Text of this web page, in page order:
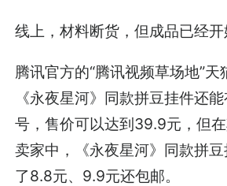
线上，材料断货，但成品已经开
腾讯官方的“腾讯视频草场地”天
《永夜星河》同款拼豆挂件还能
号，售价可以达到39.9元，但
卖家中，《永夜星河》同款拼
了8.8元、9.9元还包邮。